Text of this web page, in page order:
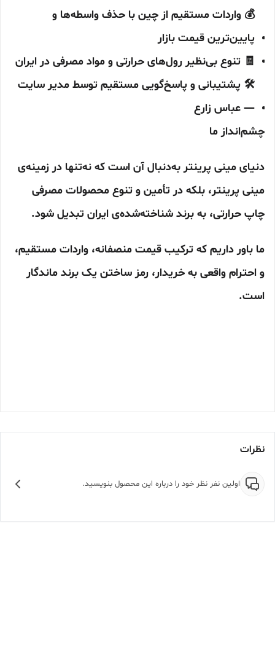
💰 واردات مستقیم از چین با حذف واسطه‌ها و
پایین‌ترین قیمت بازار
🧾 تنوع بی‌نظیر رول‌های حرارتی و مواد مصرفی در ایران
🛠️ پشتیبانی و پاسخ‌گویی مستقیم توسط مدیر سایت
— عباس زارع
چشم‌انداز ما
دنیای مینی پرینتر به‌دنبال آن است که نه‌تنها در زمینه‌ی
مینی پرینتر، بلکه در تأمین و تنوع محصولات مصرفی
چاپ حرارتی، به برند شناخته‌شده‌ی ایران تبدیل شود.
ما باور داریم که ترکیب قیمت منصفانه، واردات مستقیم،
و احترام واقعی به خریدار، رمز ساختن یک برند ماندگار
است.
نظرات
اولین نفر نظر خود را درباره این محصول بنویسید.